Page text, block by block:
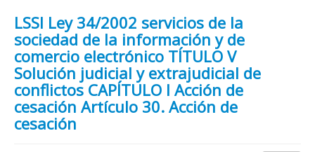
LSSI Ley 34/2002 servicios de la
sociedad de la información y de
comercio electrónico TÍTULO V
Solución judicial y extrajudicial de
conflictos CAPÍTULO I Acción de
cesación Artículo 30. Acción de
cesación